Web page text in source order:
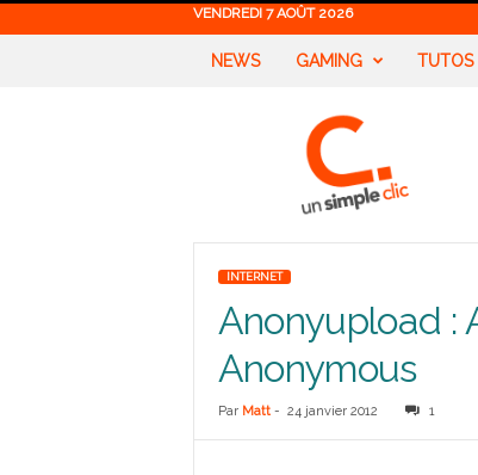
VENDREDI 7 AOÛT 2026
NEWS GAMING TUTOS
INTERNET
Anonyupload :
Anonymous
Par Matt- 24 janvier 2012 1